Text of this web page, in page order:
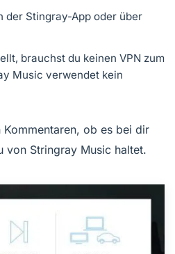
der Stingray-App oder über
brauchst du keinen VPN zum
Music verwendet kein
ob es bei dir
von Stringray Music haltet.